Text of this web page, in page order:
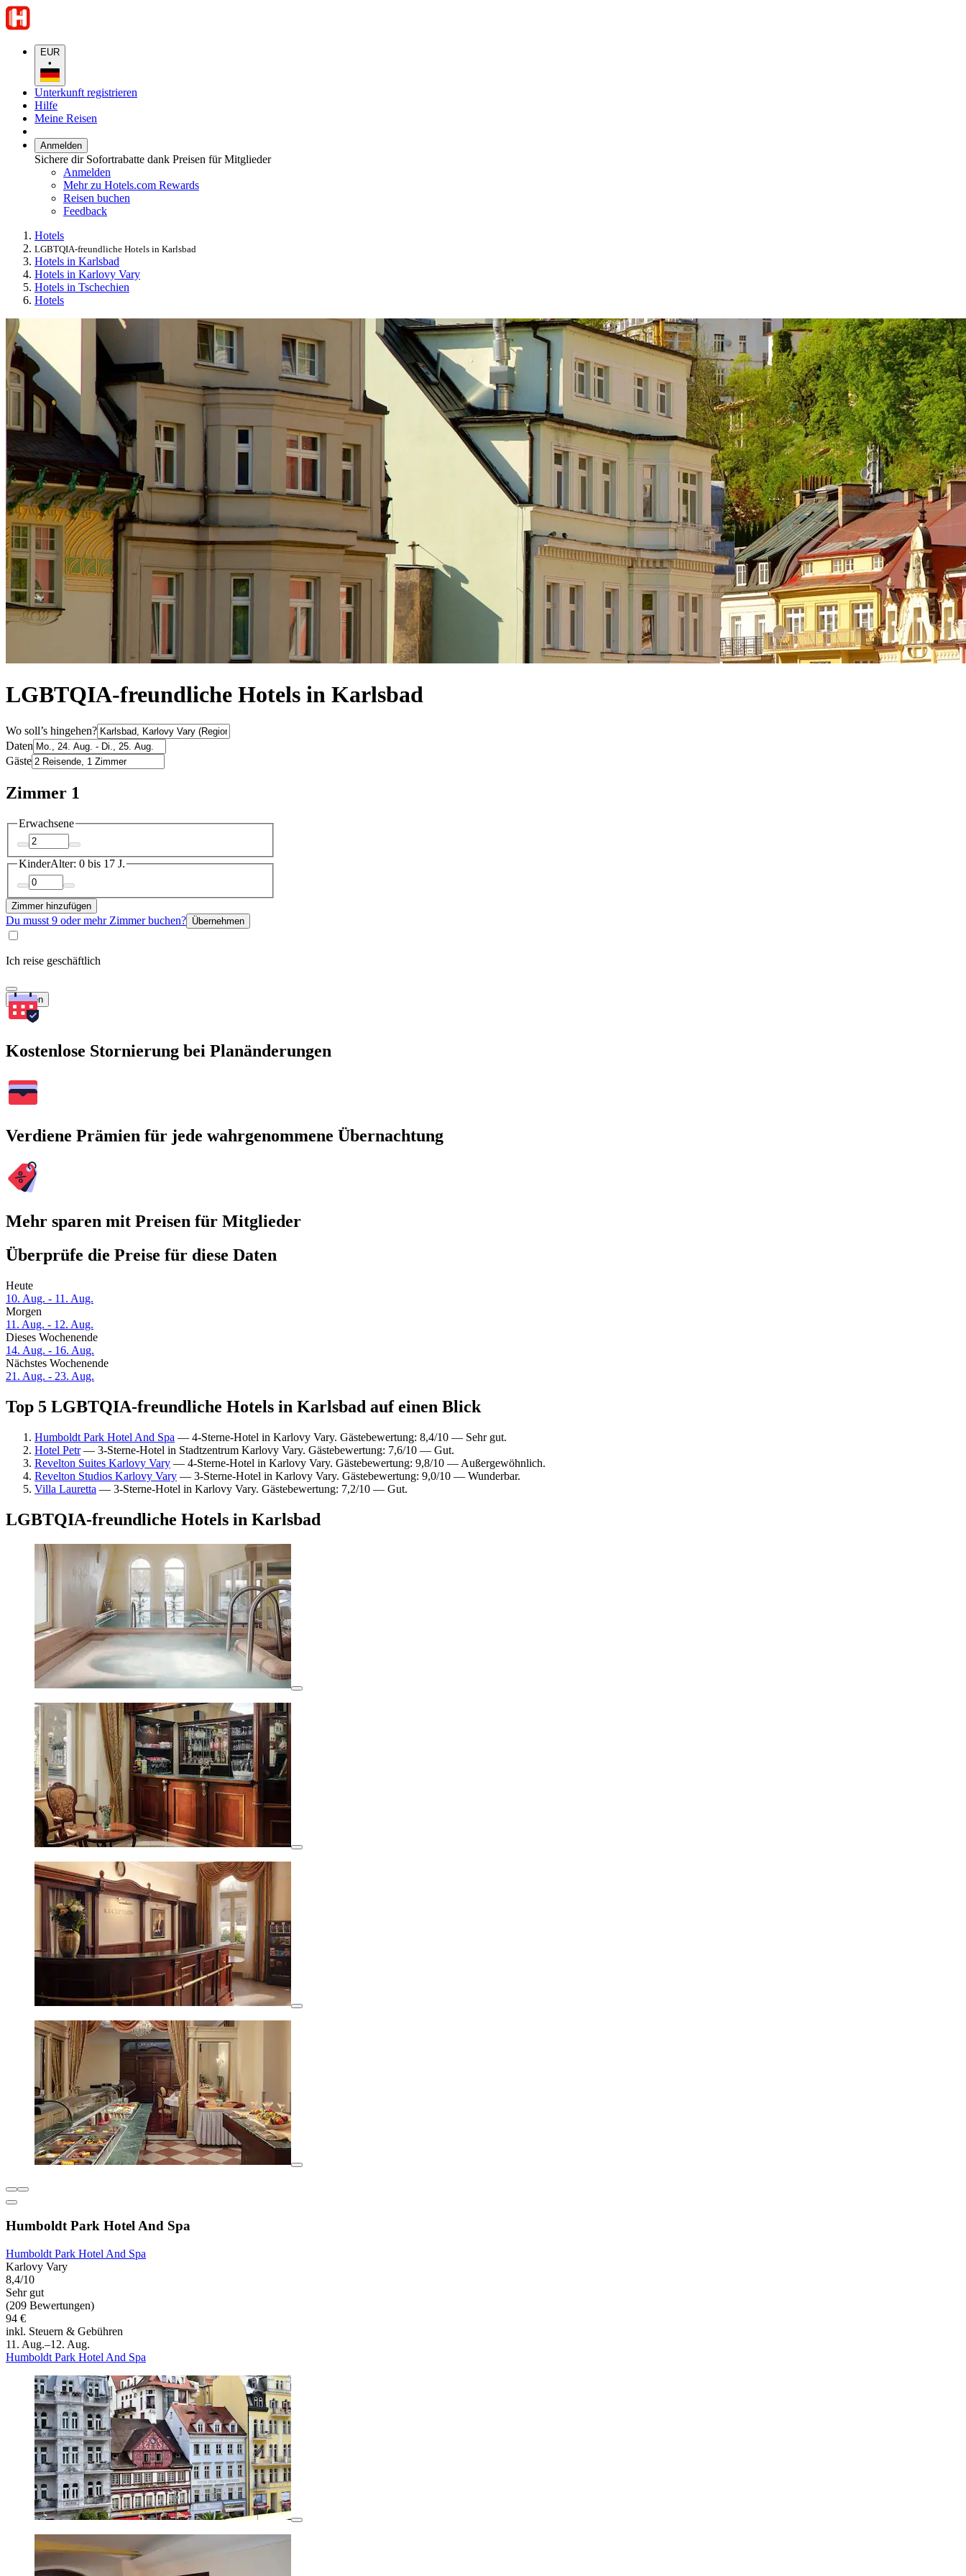
EUR
•
Unterkunft registrieren
Hilfe
Meine Reisen
Anmelden
Sichere dir Sofortrabatte dank Preisen für Mitglieder
Anmelden
Mehr zu Hotels.com Rewards
Reisen buchen
Feedback
Hotels
LGBTQIA-freundliche Hotels in Karlsbad
Hotels in Karlsbad
Hotels in Karlovy Vary
Hotels in Tschechien
Hotels
LGBTQIA-freundliche Hotels in Karlsbad
Wo soll’s hingehen?
Daten
Gäste
Zimmer 1
Erwachsene
KinderAlter: 0 bis 17 J.
Zimmer hinzufügen
Du musst 9 oder mehr Zimmer buchen? Übernehmen
Ich reise geschäftlich
Suchen
Kostenlose Stornierung bei Planänderungen
Verdiene Prämien für jede wahrgenommene Übernachtung
Mehr sparen mit Preisen für Mitglieder
Überprüfe die Preise für diese Daten
Heute
10. Aug. - 11. Aug.
Morgen
11. Aug. - 12. Aug.
Dieses Wochenende
14. Aug. - 16. Aug.
Nächstes Wochenende
21. Aug. - 23. Aug.
Top 5 LGBTQIA-freundliche Hotels in Karlsbad auf einen Blick
Humboldt Park Hotel And Spa — 4-Sterne-Hotel in Karlovy Vary. Gästebewertung: 8,4/10 — Sehr gut.
Hotel Petr— 3-Sterne-Hotel in Stadtzentrum Karlovy Vary. Gästebewertung: 7,6/10 — Gut.
Revelton Suites Karlovy Vary — 4-Sterne-Hotel in Karlovy Vary. Gästebewertung: 9,8/10 — Außergewöhnlich.
Revelton Studios Karlovy Vary — 3-Sterne-Hotel in Karlovy Vary. Gästebewertung: 9,0/10 — Wunderbar.
Villa Lauretta — 3-Sterne-Hotel in Karlovy Vary. Gästebewertung: 7,2/10 — Gut.
LGBTQIA-freundliche Hotels in Karlsbad
Humboldt Park Hotel And Spa
Humboldt Park Hotel And Spa
Karlovy Vary
8,4/10
Sehr gut
(209 Bewertungen)
94 €
inkl. Steuern & Gebühren
11. Aug.–12. Aug.
Humboldt Park Hotel And Spa